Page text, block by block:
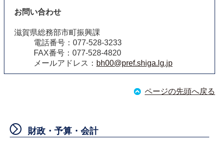
お問い合わせ
滋賀県総務部市町振興課
電話番号：077-528-3233
FAX番号：077-528-4820
メールアドレス： bh00@pref.shiga.lg.jp
ページの先頭へ戻る
財政・予算・会計